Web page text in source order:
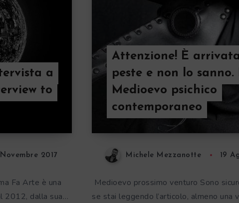
a
to
Novembre 2017
Fa Arte è una
2012, dalla sua…
Attenzione! È
peste e non lo sanno.
Medioevo psichico
contemporaneo
Michele Mezzanotte 19
Medioevo prossimo venturo Sono
se stai leggendo l’articolo, almeno una